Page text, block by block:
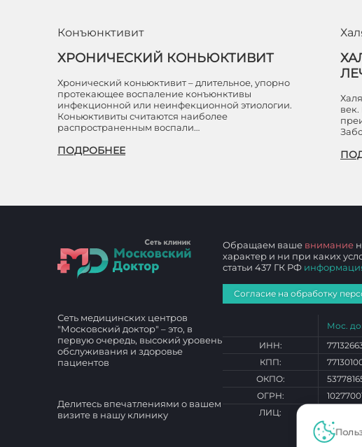
Конъюнктивит
ХРОНИЧЕСКИЙ КОНЬЮКТИВИТ
Хронический коньюктивит – длительное, упорно
протекающее воспаление конъюнктивы
инфекционной или неинфекционной этиологии.
Коньюктивиты считаются наиболее
распространенным воспали…
ПОДРОБНЕЕ
век.
Сеть медицинских центров
"Московский доктор" – это, в
первую очередь, высокий уровень
обслуживания и здоровье
пациентов
Делитесь впечатлениями о вашем
визите в нашу клинику
Обращаем ваше внимание
характер и ни при каких
статьи 437 ГК РФ
Согласие на обработку
ИНН:
КПП:
ОКПО:
ОГРН:
ЛИЦ:
Мос.